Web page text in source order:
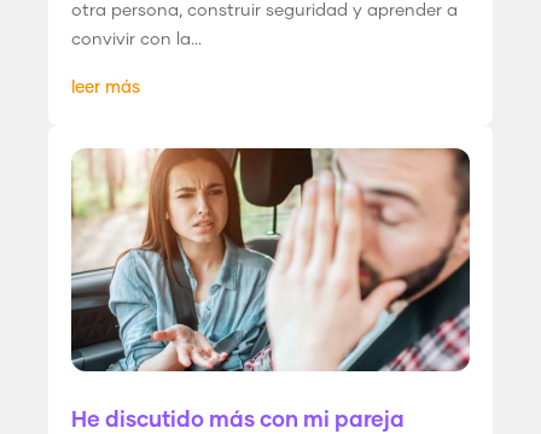
otra persona, construir seguridad y aprender a
convivir con la...
leer más
He discutido más con mi pareja